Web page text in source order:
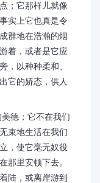
；它那样儿就像
实上它也真是令
群地在浩瀚的烟
着，或者是它应
，以种种柔和、
它的娇态，供人
德；它不在我们
束地生活在我们
，使它毫无奴役
那里安顿下去。
陆，或离岸游到